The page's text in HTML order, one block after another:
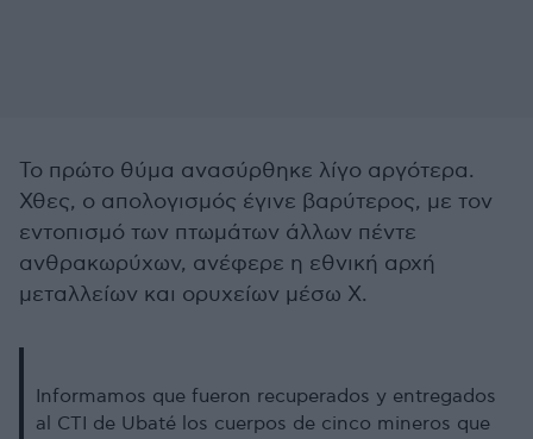
Το πρώτο θύμα ανασύρθηκε λίγο αργότερα.
Χθες, ο απολογισμός έγινε βαρύτερος, με τον
εντοπισμό των πτωμάτων άλλων πέντε
ανθρακωρύχων, ανέφερε η εθνική αρχή
μεταλλείων και ορυχείων μέσω X.
Informamos que fueron recuperados y entregados
al CTI de Ubaté los cuerpos de cinco mineros que